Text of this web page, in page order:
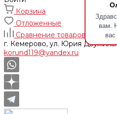
вам.
Корзина
Отложенные
Сравнение товаров
г. Кемерово, ул. Юрия
korund119@yandex.ru